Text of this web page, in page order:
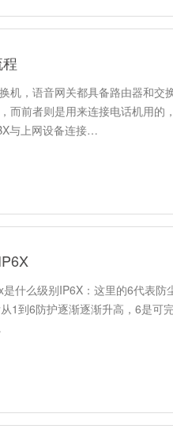
机，语音网关都具备路由器和交
而前者则是用来连接电话机用的
与上网设备连接…
什么级别IP6X：这里的6代表防
1到6防护逐渐逐渐升高，6是可